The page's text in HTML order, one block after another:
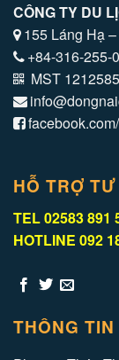
CÔNG TY DU
155 Láng Hạ
+84-316-255-
MST
HỖ TRỢ
TEL 02583 891
HOTLINE 092
THÔNG